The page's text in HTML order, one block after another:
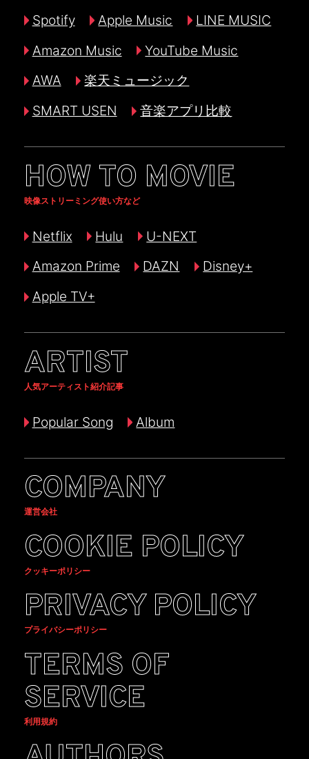
Spotify Apple Music
LINE MUSIC
Amazon Music
YouTube Music
AWA
楽天ミュージック
SMART USEN
音楽アプリ比較
HOW TO MOVIE
映像ストリーミング使い方など
Netflix Hulu
U-NEXT
Amazon Prime
DAZN
Disney+
Apple TV+
ARTIST
人気アーティスト紹介記事
Popular Song Album
COMPANY
運営会社
COOKIE POLICY
クッキーポリシー
PRIVACY POLICY
プライバシーポリシー
TERMS OF
SERVICE
利用規約